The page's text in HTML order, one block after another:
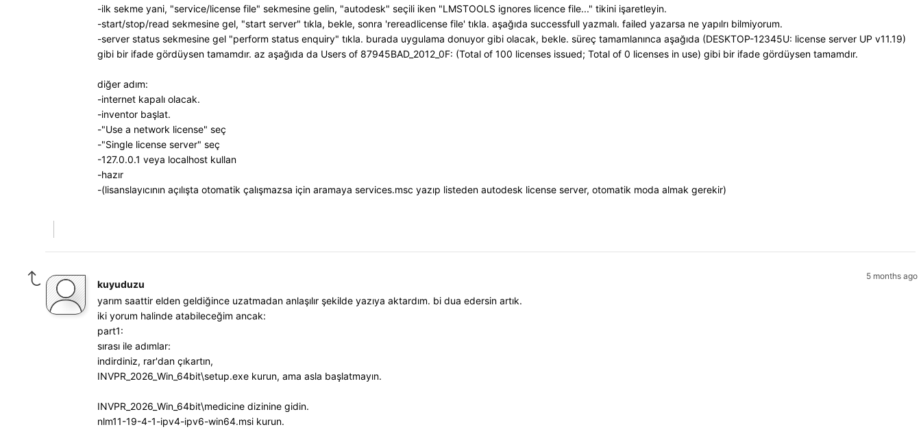
-ilk sekme yani, "service/license file" sekmesine gelin, "autodesk" seçili iken "LMSTOOLS ignores licence file..." tikini işaretleyin.
-start/stop/read sekmesine gel, "start server" tıkla, bekle, sonra 'rereadlicense file' tıkla. aşağıda successfull yazmalı. failed yazarsa ne yapılrı bilmiyorum.
-server status sekmesine gel "perform status enquiry" tıkla. burada uygulama donuyor gibi olacak, bekle. süreç tamamlanınca aşağıda (DESKTOP-12345U: license server UP v11.19)
gibi bir ifade gördüysen tamamdır. az aşağıda da Users of 87945BAD_2012_0F: (Total of 100 licenses issued; Total of 0 licenses in use) gibi bir ifade gördüysen tamamdır.
diğer adım:
-internet kapalı olacak.
-inventor başlat.
-"Use a network license" seç
-"Single license server" seç
-127.0.0.1 veya localhost kullan
-hazır
-(lisanslayıcının açılışta otomatik çalışmazsa için aramaya services.msc yazıp listeden autodesk license server, otomatik moda almak gerekir)
5 months ago
kuyuduzu
yarım saattir elden geldiğince uzatmadan anlaşılır şekilde yazıya aktardım. bi dua edersin artık.
iki yorum halinde atabileceğim ancak:
part1:
sırası ile adımlar:
indirdiniz, rar'dan çıkartın,
INVPR_2026_Win_64bit\setup.exe kurun, ama asla başlatmayın.
INVPR_2026_Win_64bit\medicine dizinine gidin.
nlm11-19-4-1-ipv4-ipv6-win64.msi kurun.